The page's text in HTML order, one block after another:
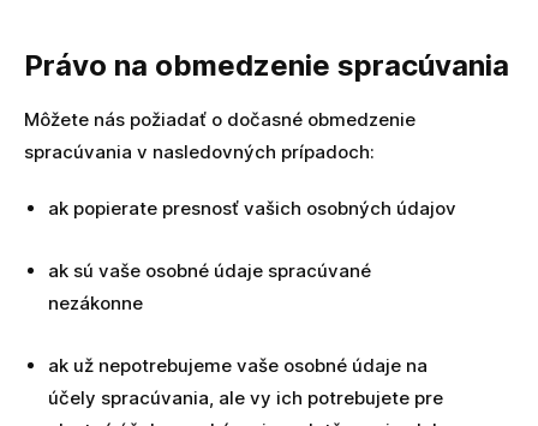
Právo na obmedzenie spracúvania
Môžete nás požiadať o dočasné obmedzenie
spracúvania v nasledovných prípadoch:
ak popierate presnosť vašich osobných údajov
ak sú vaše osobné údaje spracúvané
nezákonne
ak už nepotrebujeme vaše osobné údaje na
účely spracúvania, ale vy ich potrebujete pre